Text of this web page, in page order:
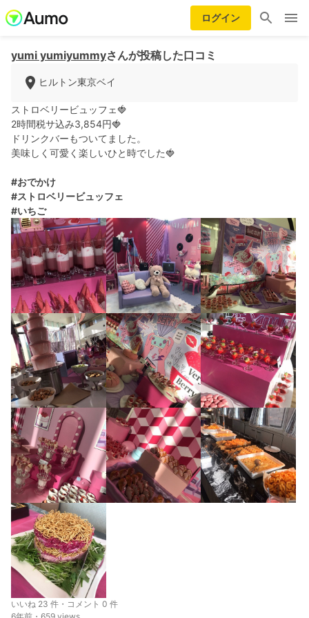
ログイン
yumi yumiyummyさんが投稿した口コミ
ヒルトン東京ベイ
ストロベリービュッフェ🍓
2時間税サ込み3,854円🍓
ドリンクバーもついてました。
美味しく可愛く楽しいひと時でした🍓
#おでかけ
#ストロベリービュッフェ
#いちご
いいね 23 件・コメント 0 件